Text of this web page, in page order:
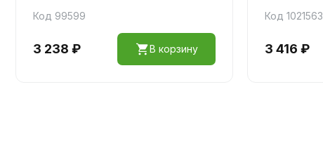
Код 99599
3 238 ₽ В корзину
Код 1021563
3 416 ₽